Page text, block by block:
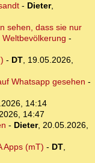
- Dieter,
sehen, dass sie nur
-
- DT, 19.05.2026,
Whatsapp gesehen -
14:14
14:47
- Dieter, 20.05.2026,
Apps (mT) - DT,